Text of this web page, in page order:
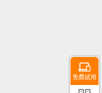
免費試用